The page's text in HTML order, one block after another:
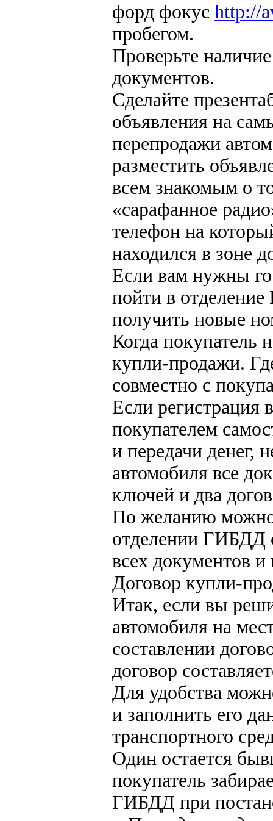
форд фокус http://
пробегом.
Проверьте
документов.
Сделайте
объявления на
перепродажи
разместить
всем знакомым о
«сарафанное
телефон на
находился в зоне
Если вам нужны
пойти в
получить новые
Когда покупатель
купли-продажи.
совместно с
Если регистрация
покупателем
и передачи денег,
автомобиля все
ключей и два
По желанию можно
отделении ГИБДД
всех документов
Договор купли-
Итак, если вы
автомобиля на
составлении
договор
Для удобства
и заполнить его
транспортного
Один остается
покупатель
ГИБДД при